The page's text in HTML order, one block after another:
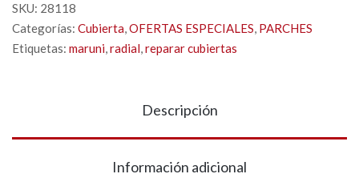
SKU: 28118
Categorías: Cubierta,OFERTAS ESPECIALES, PARCHES
Etiquetas: maruni,radial,reparar cubiertas
Descripción
Información adicional